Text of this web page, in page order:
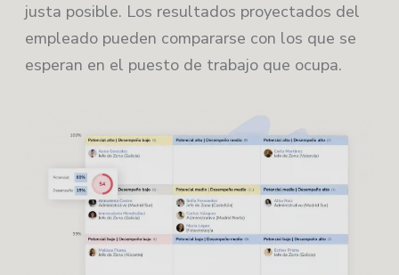
justa posible. Los resultados proyectados del
empleado pueden compararse con los que se
esperan en el puesto de trabajo que ocupa.